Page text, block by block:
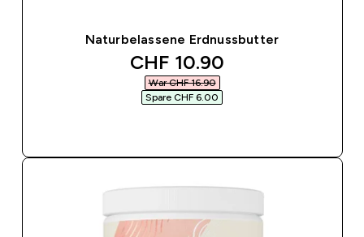
Naturbelassene Erdnussbutter
discounted price
CHF 10.90‎
War CHF 16.90‎
Spare CHF 6.00‎